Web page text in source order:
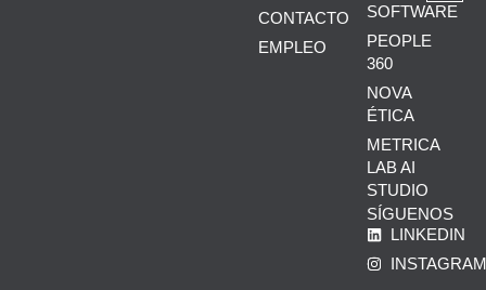
CONTACTO
EMPLEO
SOFTWARE
PEOPLE
360
NOVA
ÉTICA
METRICA
LAB AI
STUDIO
SÍGUENOS
LINKEDIN